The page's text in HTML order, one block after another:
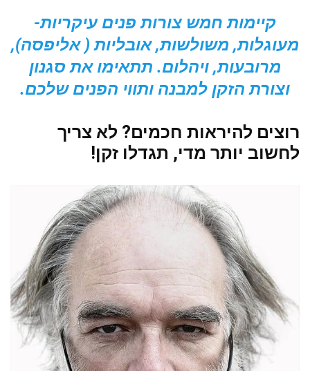
קיימות חמש צורות פנים עיקריות-
מעוגלות, משולשות, אובליות ( אליפסה),
מרובעות, ויהלום. תתאימו את סגנון
וצורת הזקן למבנה ותווי הפנים שלכם.
רוצים להיראות חכמים? לא צריך
לחשוב יותר מדי, תגדלו זקן!